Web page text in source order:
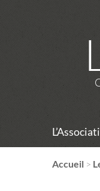
Accueil >